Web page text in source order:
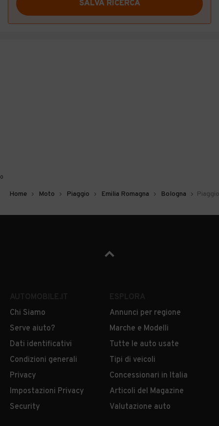
SALVA RICERCA
0
Home Moto Piaggio Emilia Romagna Bologna
Chi Siamo
Serve aiuto?
Dati identificativi
Condizioni generali
Privacy
Impostazioni Privacy
Security
Annunci per regione
Marche e Modelli
Tutte le auto usate
Tipi di veicoli
Concessionari in Italia
Articoli del Magazine
Valutazione auto